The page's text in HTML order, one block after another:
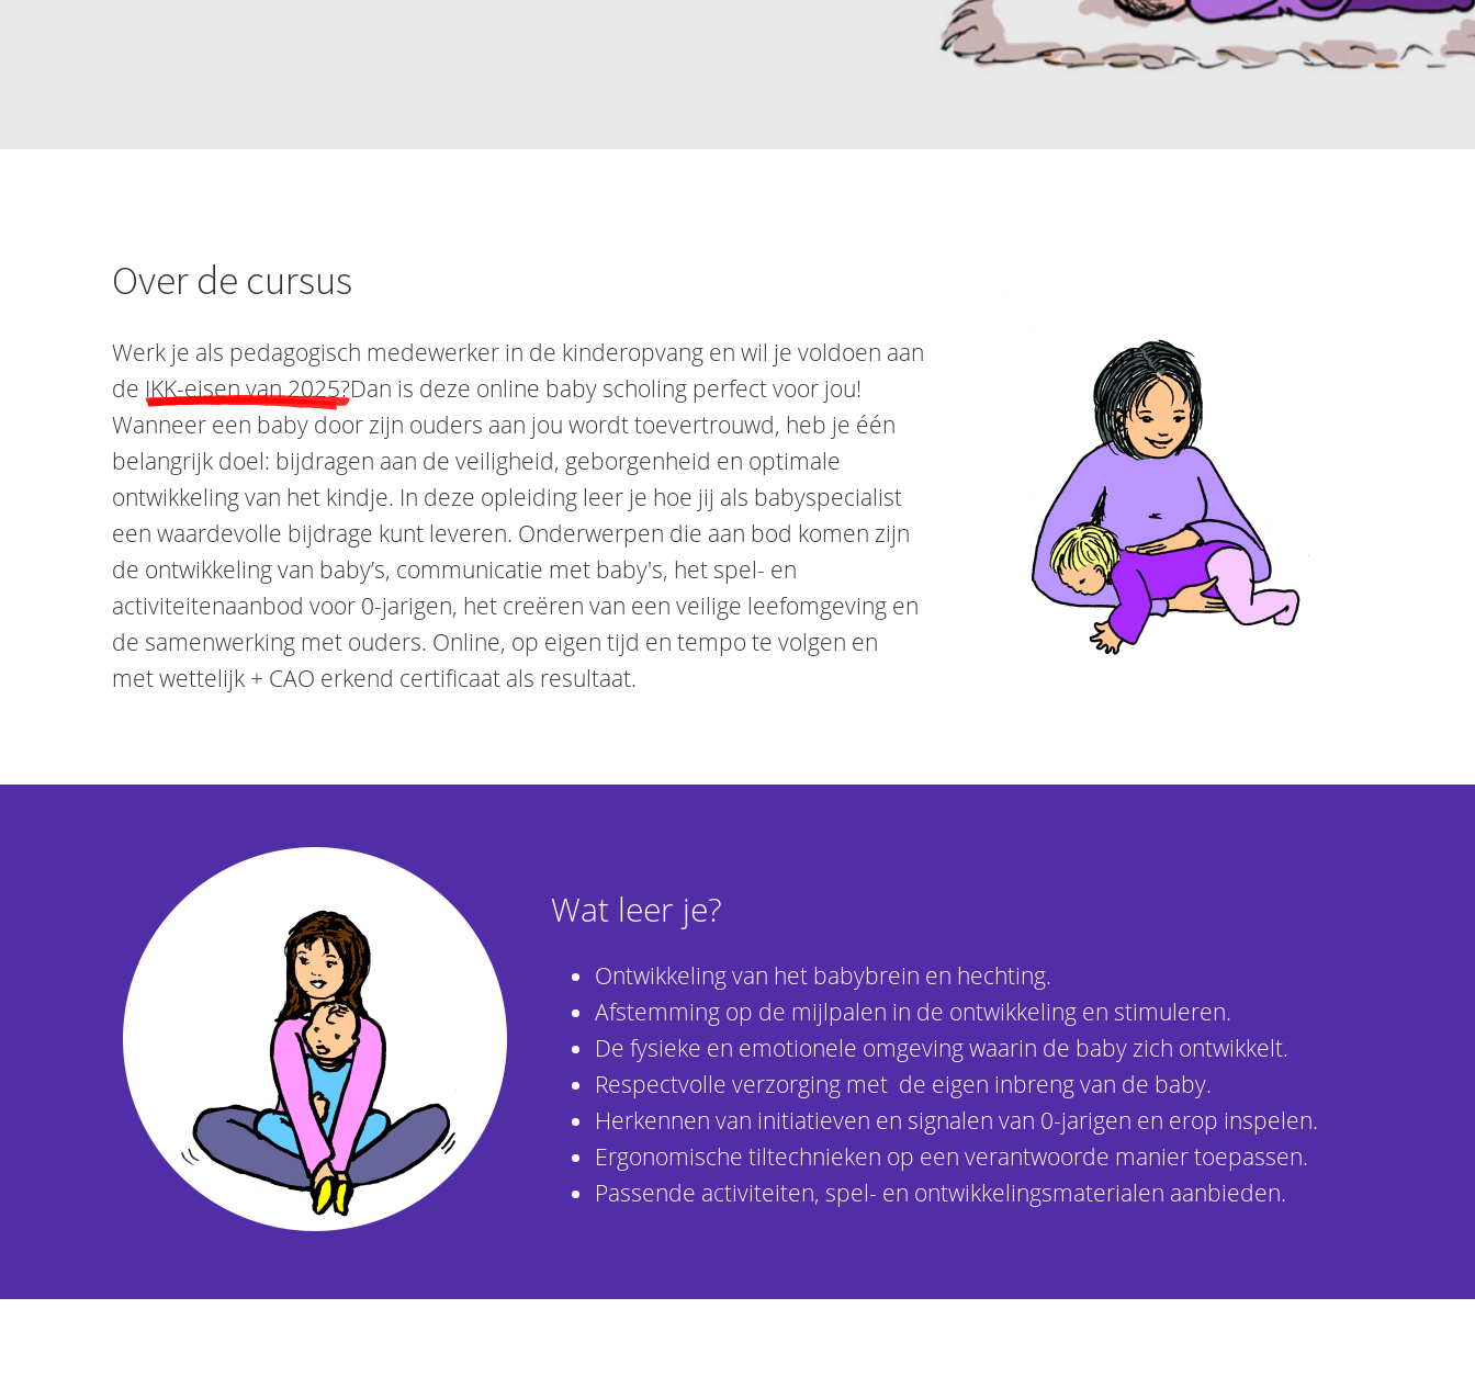
Over de cursus
Werk je als pedagogisch medewerker in de kinderopvang en wil je voldoen aan
de IKK-eisen van 2025?Dan is deze online baby scholing perfect voor jou!
Wanneer een baby door zijn ouders aan jou wordt toevertrouwd, heb je één
belangrijk doel: bijdragen aan de veiligheid, geborgenheid en optimale
ontwikkeling van het kindje. In deze opleiding leer je hoe jij als babyspecialist
een waardevolle bijdrage kunt leveren. Onderwerpen die aan bod komen zijn
de ontwikkeling van baby’s, communicatie met baby's, het spel- en
activiteitenaanbod voor 0-jarigen, het creëren van een veilige leefomgeving en
de samenwerking met ouders. Online, op eigen tijd en tempo te volgen en
met wettelijk + CAO erkend certificaat als resultaat.
Wat leer je?
Ontwikkeling van het babybrein en hechting.
Afstemming op de mijlpalen in de ontwikkeling en stimuleren.
De fysieke en emotionele omgeving waarin de baby zich ontwikkelt.
Respectvolle verzorging met de eigen inbreng van de baby.
Herkennen van initiatieven en signalen van 0-jarigen en erop inspelen.
Ergonomische tiltechnieken op een verantwoorde manier toepassen.
Passende activiteiten, spel- en ontwikkelingsmaterialen aanbieden.